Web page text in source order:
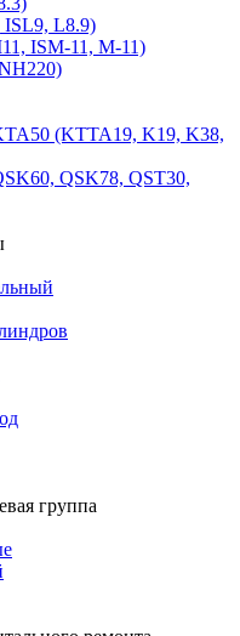
L8.9)
ISM-11, M-11)
(KTTA19, K19, K38,
QSK78, QST30,
группа